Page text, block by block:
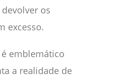
os
excesso.
é emblemático
a realidade de